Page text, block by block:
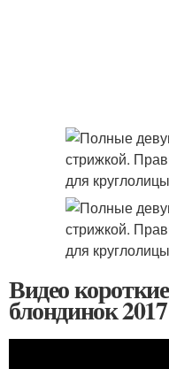
Видео
блондинок 2017